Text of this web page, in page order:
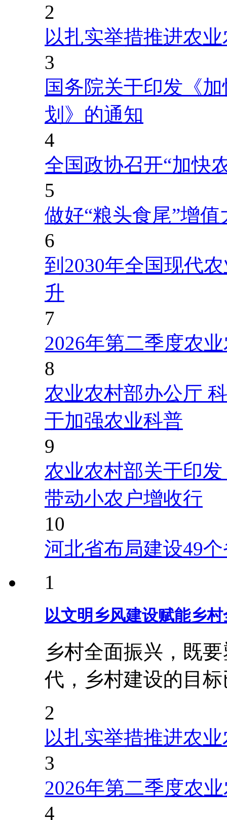
2
以扎实举措推进农
3
国务院关于印发《
划》的通知
4
全国政协召开“加快
5
做好“粮头食尾”增值
6
到2030年全国现代
升
7
2026年第二季度农
8
农业农村部办公厅
于加强农业科普
9
农业农村部关于印
带动小农户增收行
10
河北省布局建设49
1
以文明乡风建设赋能乡
乡村全面振兴，既
代，乡村建设的目
2
以扎实举措推进农
3
2026年第二季度农
4